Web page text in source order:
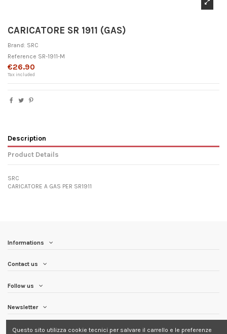
CARICATORE SR 1911 (GAS)
Brand: SRC
Reference SR-1911-M
€26.90
Tax included
Description
Product Details
SRC
CARICATORE A GAS PER SR1911
Informations
Contact us
Follow us
Newsletter
Questo sito utilizza cookie tecnici per salvare il carrello e le preferenze